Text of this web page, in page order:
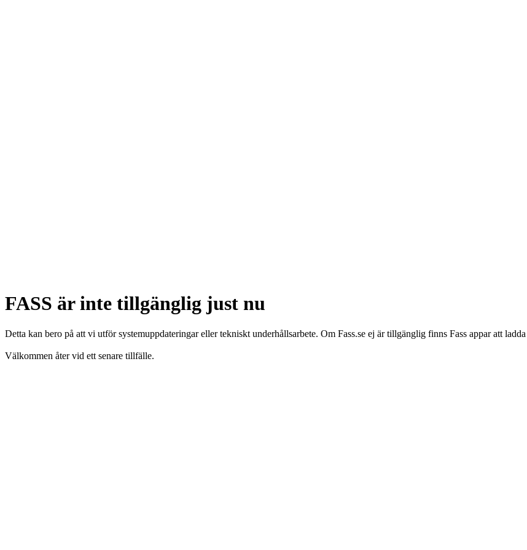
FASS är inte tillgänglig just nu
Detta kan bero på att vi utför systemuppdateringar eller tekniskt underhållsarbete. Om Fass.se ej är tillgänglig finns Fass appar att
Välkommen åter vid ett senare tillfälle.